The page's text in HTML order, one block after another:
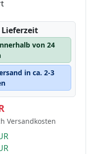
von 24
in ca. 2-3
Versandkosten